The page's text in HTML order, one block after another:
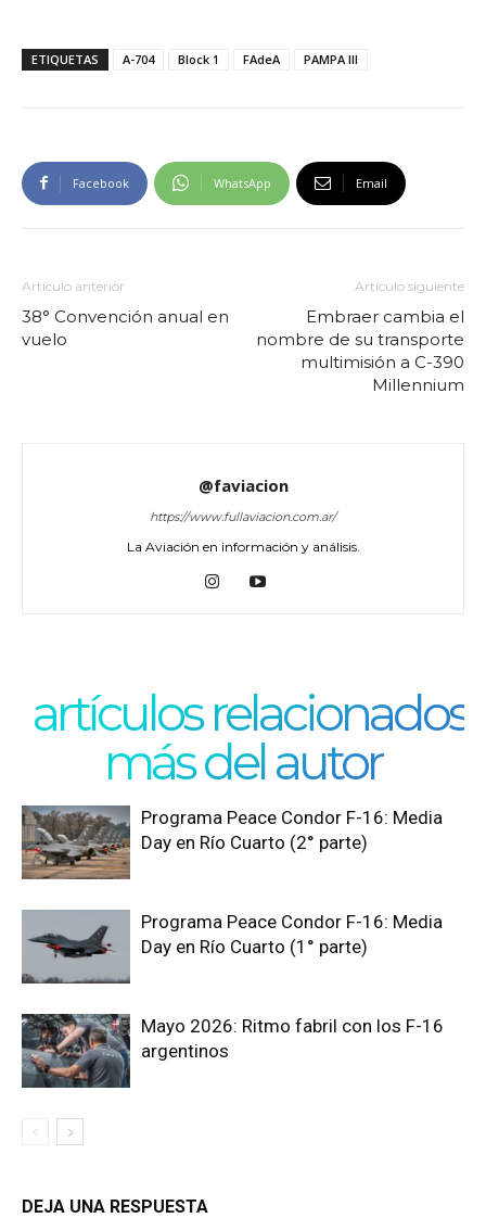
ETIQUETAS A-704 Block 1 FAdeA PAMPA III
Facebook WhatsApp Email
Artículo anterior
38° Convención anual en
vuelo
Artículo siguiente
Embraer cambia el
nombre de su transporte
multimisión a C-390
Millennium
@faviacion
https://www.fullaviacion.com.ar/
La Aviación en información y análisis.
artículos relacionados
más del autor
Programa Peace Condor F-16: Media
Day en Río Cuarto (2° parte)
Programa Peace Condor F-16: Media
Day en Río Cuarto (1° parte)
Mayo 2026: Ritmo fabril con los F-16
argentinos
DEJA UNA RESPUESTA